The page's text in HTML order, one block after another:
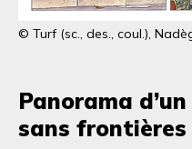
© Turf (sc., des., coul.),
Panorama
sans frontières